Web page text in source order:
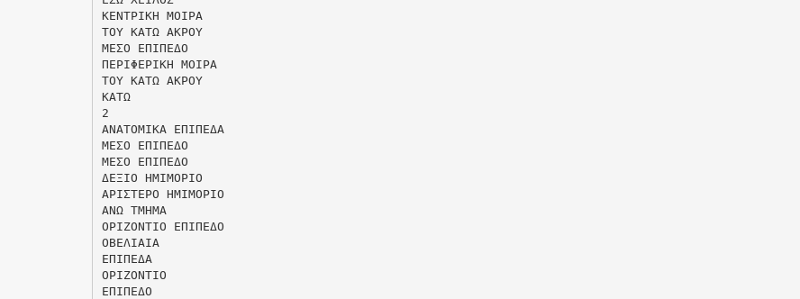
ΚΕΝΤΡΙΚΗ ΜΟΙΡΑ
ΤΟΥ ΚΑΤΩ ΑΚΡΟΥ
ΜΕΣΟ ΕΠΙΠΕΔΟ
ΠΕΡΙΦΕΡΙΚΗ ΜΟΙΡΑ
ΤΟΥ ΚΑΤΩ ΑΚΡΟΥ
ΚΑΤΩ
2
ΑΝΑΤΟΜΙΚΑ ΕΠΙΠΕΔΑ
ΜΕΣΟ ΕΠΙΠΕΔΟ
ΜΕΣΟ ΕΠΙΠΕΔΟ
ΔΕΞΙΟ ΗΜΙΜΟΡΙΟ
ΑΡΙΣΤΕΡΟ ΗΜΙΜΟΡΙΟ
ΑΝΩ ΤΜΗΜΑ
ΟΡΙΖΟΝΤΙΟ ΕΠΙΠΕΔΟ
ΟΒΕΛΙΑΙΑ
ΕΠΙΠΕΔΑ
ΟΡΙΖΟΝΤΙΟ
ΕΠΙΠΕΔΟ